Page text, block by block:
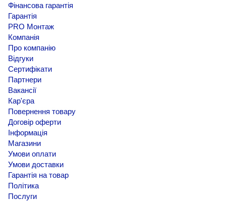
Фінансова гарантія
Гарантія
PRO Монтаж
Компанія
Про компанію
Відгуки
Сертифікати
Партнери
Вакансії
Кар'єра
Повернення товару
Договір оферти
Інформація
Магазини
Умови оплати
Умови доставки
Гарантія на товар
Політика
Послуги